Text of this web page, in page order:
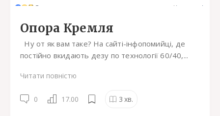
Опора Кремля
Ну от як вам таке? На сайті-інфопомийці, де
постійно вкидають дезу по технології 60/40,...
Читати повністю
0 17.00 3 хв.